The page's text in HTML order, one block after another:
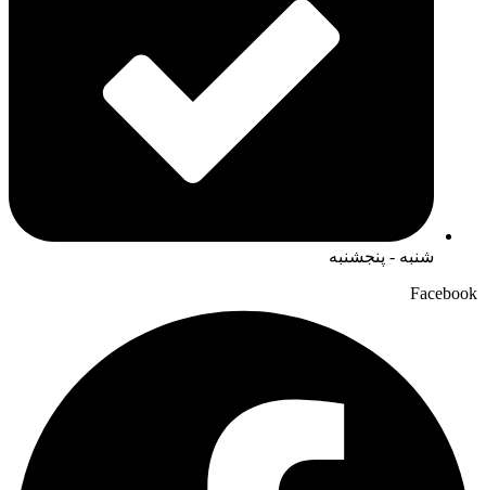
شنبه - پنجشنبه
Facebook